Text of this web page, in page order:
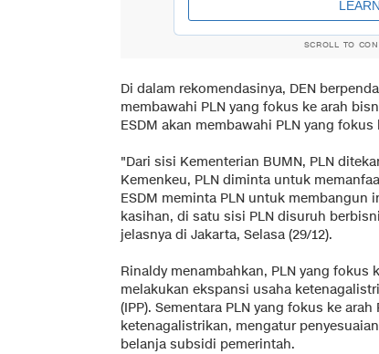
SCROLL TO
Di dalam rekomendasinya, DEN
membawahi PLN yang fokus ke arah
ESDM akan membawahi PLN yang fokus
"Dari sisi Kementerian BUMN, PLN
Kemenkeu, PLN diminta untuk
ESDM meminta PLN untuk
kasihan, di satu sisi PLN disuruh
jelasnya di Jakarta, Selasa (29/12).
Rinaldy menambahkan, PLN yang
melakukan ekspansi usaha
(IPP). Sementara PLN yang fokus ke
ketenagalistrikan, mengatur
belanja subsidi pemerintah.